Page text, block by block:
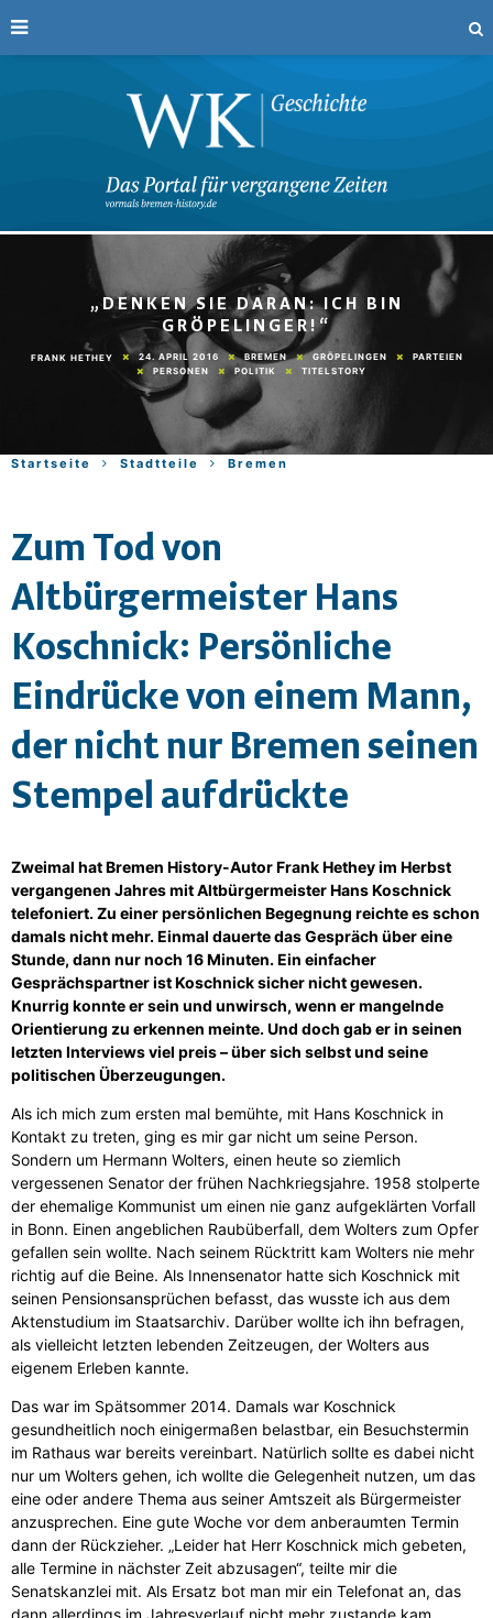
„DENKEN SIE DARAN: ICH BIN
GRÖPELINGER!“
FRANK HETHEY 24. APRIL 2016 BREMEN GRÖPELINGEN
PARTEIEN
PERSONEN
POLITIK TITELSTORY
Startseite Stadtteile Bremen
Zum Tod von
Altbürgermeister Hans
Koschnick: Persönliche
Eindrücke von einem Mann,
der nicht nur Bremen seinen
Stempel aufdrückte
Zweimal hat Bremen History-Autor Frank Hethey im Herbst
vergangenen Jahres mit Altbürgermeister Hans Koschnick
telefoniert. Zu einer persönlichen Begegnung reichte es schon
damals nicht mehr. Einmal dauerte das Gespräch über eine
Stunde, dann nur noch 16 Minuten. Ein einfacher
Gesprächspartner ist Koschnick sicher nicht gewesen.
Knurrig konnte er sein und unwirsch, wenn er mangelnde
Orientierung zu erkennen meinte. Und doch gab er in seinen
letzten Interviews viel preis – über sich selbst und seine
politischen Überzeugungen.
Als ich mich zum ersten mal bemühte, mit Hans Koschnick in
Kontakt zu treten, ging es mir gar nicht um seine Person.
Sondern um Hermann Wolters, einen heute so ziemlich
vergessenen Senator der frühen Nachkriegsjahre. 1958 stolperte
der ehemalige Kommunist um einen nie ganz aufgeklärten Vorfall
in Bonn. Einen angeblichen Raubüberfall, dem Wolters zum Opfer
gefallen sein wollte. Nach seinem Rücktritt kam Wolters nie mehr
richtig auf die Beine. Als Innensenator hatte sich Koschnick mit
seinen Pensionsansprüchen befasst, das wusste ich aus dem
Aktenstudium im Staatsarchiv. Darüber wollte ich ihn befragen,
als vielleicht letzten lebenden Zeitzeugen, der Wolters aus
eigenem Erleben kannte.
Das war im Spätsommer 2014. Damals war Koschnick
gesundheitlich noch einigermaßen belastbar, ein Besuchstermin
im Rathaus war bereits vereinbart. Natürlich sollte es dabei nicht
nur um Wolters gehen, ich wollte die Gelegenheit nutzen, um das
eine oder andere Thema aus seiner Amtszeit als Bürgermeister
anzusprechen. Eine gute Woche vor dem anberaumten Termin
dann der Rückzieher. „Leider hat Herr Koschnick mich gebeten,
alle Termine in nächster Zeit abzusagen“, teilte mir die
Senatskanzlei mit. Als Ersatz bot man mir ein Telefonat an, das
dann allerdings im Jahresverlauf nicht mehr zustande kam.